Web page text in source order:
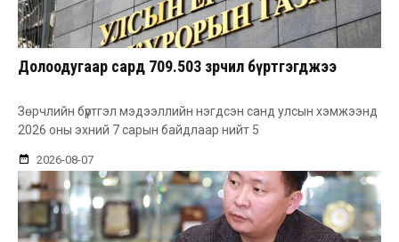
Долоодугаар сард 709.503 зөрчил бүртгэгджээ
Зөрчлийн бүртгэл мэдээллийн нэгдсэн санд улсын хэмжээнд
2026 оны эхний 7 сарын байдлаар нийт 5
2026-08-07